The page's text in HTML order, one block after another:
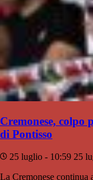
Cremonese,
di Pontisso
25 luglio - 10:59 25
La Cremonese continua